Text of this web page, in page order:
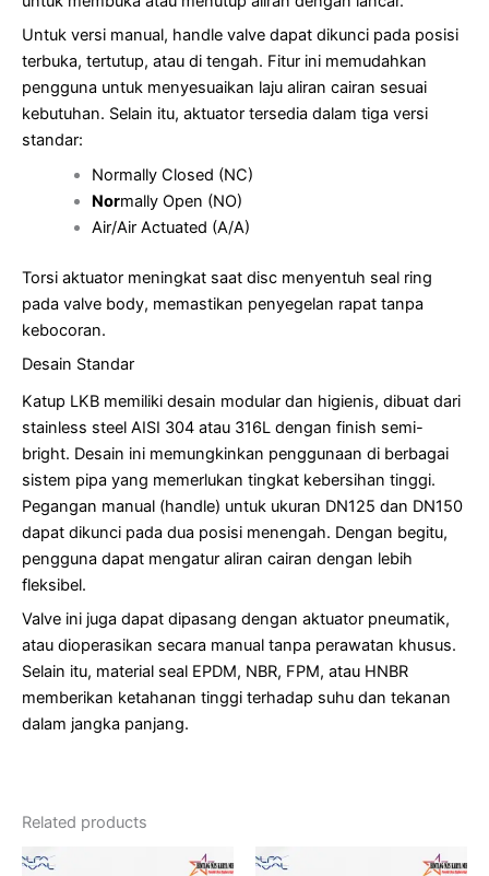
Untuk versi manual, handle valve dapat dikunci pada posisi
terbuka, tertutup, atau di tengah. Fitur ini memudahkan
pengguna untuk menyesuaikan laju aliran cairan sesuai
kebutuhan. Selain itu, aktuator tersedia dalam tiga versi
standar:
Normally Closed (NC)
Normally Open (NO)
Air/Air Actuated (A/A)
Torsi aktuator meningkat saat disc menyentuh seal ring
pada valve body, memastikan penyegelan rapat tanpa
kebocoran.
Desain Standar
Katup LKB memiliki desain modular dan higienis, dibuat dari
stainless steel AISI 304 atau 316L dengan finish semi-
bright. Desain ini memungkinkan penggunaan di berbagai
sistem pipa yang memerlukan tingkat kebersihan tinggi.
Pegangan manual (handle) untuk ukuran DN125 dan DN150
dapat dikunci pada dua posisi menengah. Dengan begitu,
pengguna dapat mengatur aliran cairan dengan lebih
fleksibel.
Valve ini juga dapat dipasang dengan aktuator pneumatik,
atau dioperasikan secara manual tanpa perawatan khusus.
Selain itu, material seal EPDM, NBR, FPM, atau HNBR
memberikan ketahanan tinggi terhadap suhu dan tekanan
dalam jangka panjang.
Related products